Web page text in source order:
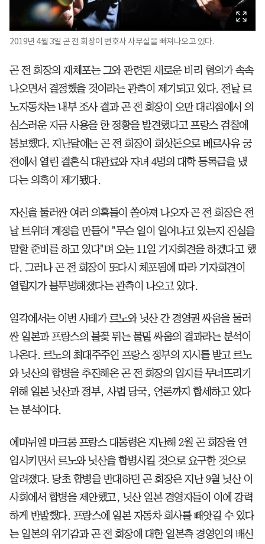
2019년 4월 3일 곤 전 회장이 변호사 사무실을 빠져나오고 있다.
곤 전 회장의 재체포는 그와 관련된 새로운 비리 혐의가 속속
나오면서 결정했을 것이라는 관측이 제기되고 있다. 전날 르
노자동차는 내부 조사 결과 곤 전 회장이 오만 대리점에서 의
심스러운 자금 사용을 한 정황을 발견했다고 프랑스 검찰에
통보했다. 지난달에는 곤 전 회장이 회삿돈으로 베르사유 궁
전에서 열린 결혼식 대관료와 자녀 4명의 대학 등록금을 냈
다는 의혹이 제기됐다.
자신을 둘러싼 여러 의혹들이 쏟아져 나오자 곤 전 회장은 전
날 트위터 계정을 만들어 "무슨 일이 일어나고 있는지 진실을
말할 준비를 하고 있다"며 오는 11일 기자회견을 하겠다고 했
다. 그러나 곤 전 회장이 또다시 체포됨에 따라 기자회견이
열릴지가 불투명해졌다는 관측이 나오고 있다.
일각에서는 이번 사태가 르노와 닛산 간 경영권 싸움을 둘러
싼 일본과 프랑스의 불꽃 튀는 물밑 싸움의 결과라는 분석이
나온다. 르노의 최대주주인 프랑스 정부의 지시를 받고 르노
와 닛산의 합병을 추진해온 곤 전 회장의 입지를 무너뜨리기
위해 일본 닛산과 정부, 사법 당국, 언론까지 합세하고 있다
는 분석이다.
에마뉘엘 마크롱 프랑스 대통령은 지난해 2월 곤 회장을 연
임시키면서 르노와 닛산을 합병시킬 것으로 요구한 것으로
알려졌다. 당초 합병을 반대하던 곤 회장은 지난 9월 닛산 이
사회에서 합병을 제안했고, 닛산 일본 경영자들이 이에 강력
하게 반발했다. 프랑스에 일본 자동차 회사를 빼앗길 수 있다
는 일본의 위기감과 곤 전 회장에 대한 일본측 경영인의 배신